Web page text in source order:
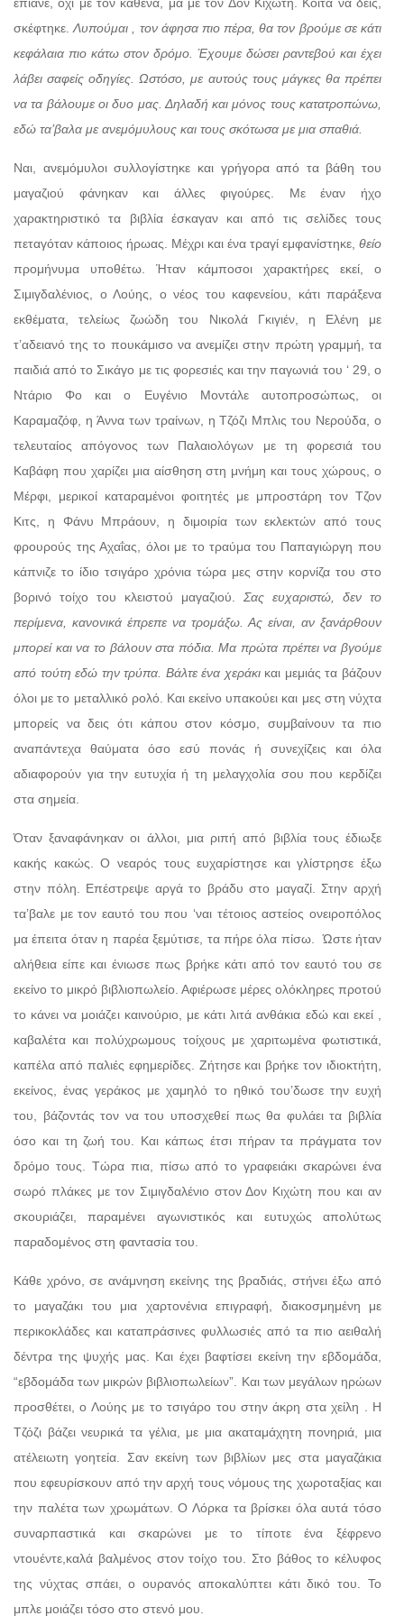
σκέφτηκε. Λυπούμαι , τον άφησα πιο πέρα, θα τον βρούμε σε κάτι
κεφάλαια πιο κάτω στον δρόμο. Έχουμε δώσει ραντεβού και έχει
λάβει σαφείς οδηγίες. Ωστόσο, με αυτούς τους μάγκες θα πρέπει
να τα βάλουμε οι δυο μας. Δηλαδή και μόνος τους κατατροπώνω,
εδώ τα’βαλα με ανεμόμυλους και τους σκότωσα με μια σπαθιά.
Ναι, ανεμόμυλοι συλλογίστηκε και γρήγορα από τα βάθη του
μαγαζιού φάνηκαν και άλλες φιγούρες. Με έναν ήχο
χαρακτηριστικό τα βιβλία έσκαγαν και από τις σελίδες τους
πεταγόταν κάποιος ήρωας. Μέχρι και ένα τραγί εμφανίστηκε, θείο
προμήνυμα υποθέτω. Ήταν κάμποσοι χαρακτήρες εκεί, ο
Σιμιγδαλένιος, ο Λούης, ο νέος του καφενείου, κάτι παράξενα
εκθέματα, τελείως ζωώδη του Νικολά Γκιγιέν, η Ελένη με
τ’αδειανό της το πουκάμισο να ανεμίζει στην πρώτη γραμμή, τα
παιδιά από το Σικάγο με τις φορεσιές και την παγωνιά του ‘ 29, ο
Ντάριο Φο και ο Ευγένιο Μοντάλε αυτοπροσώπως, οι
Καραμαζόφ, η Άννα των τραίνων, η Τζόζι Μπλις του Νερούδα, ο
τελευταίος απόγονος των Παλαιολόγων με τη φορεσιά του
Καβάφη που χαρίζει μια αίσθηση στη μνήμη και τους χώρους, ο
Μέρφι, μερικοί καταραμένοι φοιτητές με μπροστάρη τον Τζον
Κιτς, η Φάνυ Μπράουν, η διμοιρία των εκλεκτών από τους
φρουρούς της Αχαΐας, όλοι με το τραύμα του Παπαγιώργη που
κάπνιζε το ίδιο τσιγάρο χρόνια τώρα μες στην κορνίζα του στο
βορινό τοίχο του κλειστού μαγαζιού.
Σας ευχαριστώ, δεν το
περίμενα, κανονικά έπρεπε να τρομάξω. Ας είναι, αν ξανάρθουν
μπορεί και να το βάλουν στα πόδια. Μα πρώτα πρέπει να βγούμε
από τούτη εδώ την τρύπα. Βάλτε ένα χεράκικαι μεμιάς τα βάζουν
όλοι με το μεταλλικό ρολό. Και εκείνο υπακούει και μες στη νύχτα
μπορείς να δεις ότι κάπου στον κόσμο, συμβαίνουν τα πιο
αναπάντεχα θαύματα όσο εσύ πονάς ή συνεχίζεις και όλα
αδιαφορούν για την ευτυχία ή τη μελαγχολία σου που κερδίζει
στα σημεία.
Όταν ξαναφάνηκαν οι άλλοι, μια ριπή από βιβλία τους έδιωξε
κακής κακώς. Ο νεαρός τους ευχαρίστησε και γλίστρησε έξω
στην πόλη. Επέστρεψε αργά το βράδυ στο μαγαζί. Στην αρχή
τα’βαλε με τον εαυτό του που ‘ναι τέτοιος αστείος ονειροπόλος
μα έπειτα όταν η παρέα ξεμύτισε, τα πήρε όλα πίσω.
Ώστε ήταν
αλήθεια είπε και ένιωσε πως βρήκε κάτι από τον εαυτό του σε
εκείνο το μικρό βιβλιοπωλείο. Αφιέρωσε μέρες ολόκληρες προτού
το κάνει να μοιάζει καινούριο, με κάτι λιτά ανθάκια εδώ και εκεί ,
καβαλέτα και πολύχρωμους τοίχους με χαριτωμένα φωτιστικά,
καπέλα από παλιές εφημερίδες. Ζήτησε και βρήκε τον ιδιοκτήτη,
εκείνος, ένας γεράκος με χαμηλό το ηθικό του’δωσε την ευχή
του, βάζοντάς τον να του υποσχεθεί πως θα φυλάει τα βιβλία
όσο και τη ζωή του. Και κάπως έτσι πήραν τα πράγματα τον
δρόμο τους. Τώρα πια, πίσω από το γραφειάκι σκαρώνει ένα
σωρό πλάκες με τον Σιμιγδαλένιο στον Δον Κιχώτη που και αν
σκουριάζει, παραμένει αγωνιστικός και ευτυχώς απολύτως
παραδομένος στη φαντασία του.
Κάθε χρόνο, σε ανάμνηση εκείνης της βραδιάς, στήνει έξω από
το μαγαζάκι του μια χαρτονένια επιγραφή, διακοσμημένη με
περικοκλάδες και καταπράσινες φυλλωσιές από τα πιο αειθαλή
δέντρα της ψυχής μας. Και έχει βαφτίσει εκείνη την εβδομάδα,
“εβδομάδα των μικρών βιβλιοπωλείων”. Και των μεγάλων ηρώων
προσθέτει, ο Λούης με το τσιγάρο του στην άκρη στα χείλη . Η
Τζόζι βάζει νευρικά τα γέλια, με μια ακαταμάχητη πονηριά, μια
ατέλειωτη γοητεία. Σαν εκείνη των βιβλίων μες στα μαγαζάκια
που εφευρίσκουν από την αρχή τους νόμους της χωροταξίας και
την παλέτα των χρωμάτων. Ο Λόρκα τα βρίσκει όλα αυτά τόσο
συναρπαστικά και σκαρώνει με το τίποτε ένα ξέφρενο
ντουέντε,καλά βαλμένος στον τοίχο του. Στο βάθος το κέλυφος
της νύχτας σπάει, ο ουρανός αποκαλύπτει κάτι δικό του. Το
μπλε μοιάζει τόσο στο στενό μου.